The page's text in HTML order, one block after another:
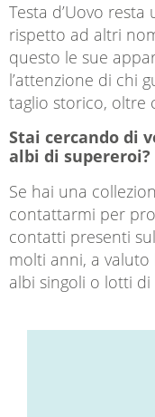
Testa d’Uovo
rispetto ad altri
questo le sue
l’attenzione di chi
taglio storico, oltre
Stai cercando di
albi di supereroi?
Se hai una
contattarmi per
contatti presenti
molti anni, a valuto
albi singoli o lotti